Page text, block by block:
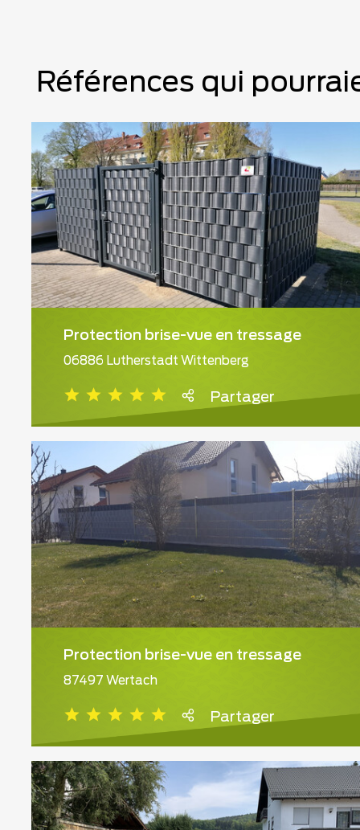
Références qui
Protection brise-vue en tressage
06886 Lutherstadt Wittenberg
Partager
Protection brise-vue en tressage
87497 Wertach
Partager